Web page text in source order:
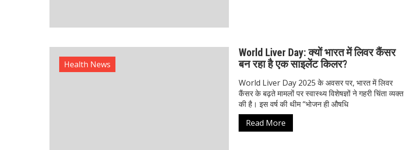
Health News
World Liver Day: क्यों भारत में लिवर कैंसर
बन रहा है एक साइलेंट किलर?
World Liver Day 2025 के अवसर पर, भारत में लिवर
कैंसर के बढ़ते मामलों पर स्वास्थ्य विशेषज्ञों ने गहरी चिंता व्यक्त
की है। इस वर्ष की थीम “भोजन ही औषधि
Read More